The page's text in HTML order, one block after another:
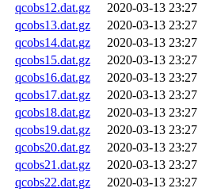
qcobs12.dat.gz
2020-03-13 23:27
qcobs13.dat.gz
2020-03-13 23:27
qcobs14.dat.gz
2020-03-13 23:27
qcobs15.dat.gz
2020-03-13 23:27
qcobs16.dat.gz
2020-03-13 23:27
qcobs17.dat.gz
2020-03-13 23:27
qcobs18.dat.gz
2020-03-13 23:27
qcobs19.dat.gz
2020-03-13 23:27
qcobs20.dat.gz
2020-03-13 23:27
qcobs21.dat.gz
2020-03-13 23:27
qcobs22.dat.gz
2020-03-13 23:27